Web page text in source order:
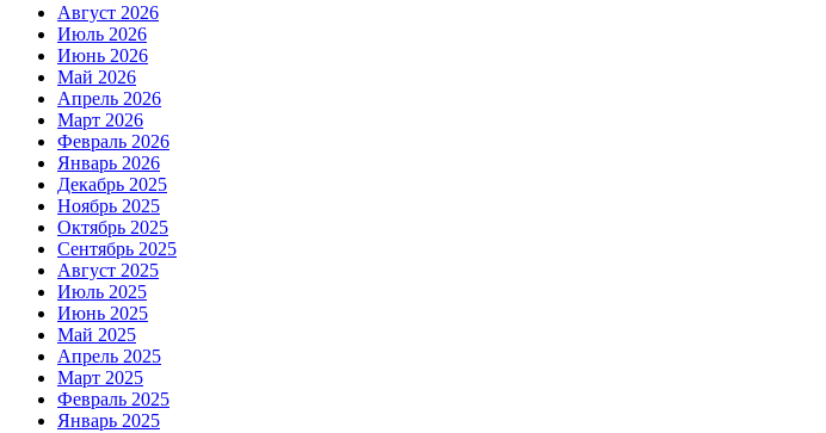
Август 2026
Июль 2026
Июнь 2026
Май 2026
Апрель 2026
Март 2026
Февраль 2026
Январь 2026
Декабрь 2025
Ноябрь 2025
Октябрь 2025
Сентябрь 2025
Август 2025
Июль 2025
Июнь 2025
Май 2025
Апрель 2025
Март 2025
Февраль 2025
Январь 2025